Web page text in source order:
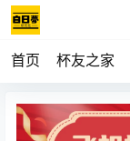
首页 杯友之家